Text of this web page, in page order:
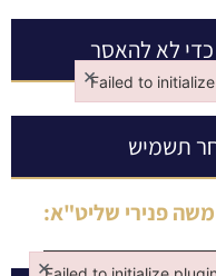
לא להאסר
תשמיש
משה פנירי שליט"א:
Failed to
×
Failed to initialize
×